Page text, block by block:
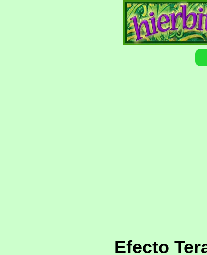
Efecto